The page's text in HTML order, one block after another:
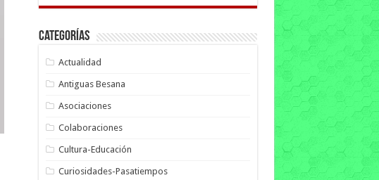
Categorías
Actualidad
Antiguas Besana
Asociaciones
Colaboraciones
Cultura-Educación
Curiosidades-Pasatiempos